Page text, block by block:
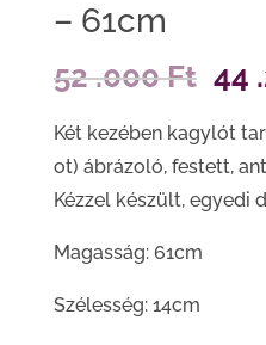
– 61cm
52 .000Ft
52
44
Két kezében kagylót
ot) ábrázoló, festett,
Kézzel készült, egyedi
Magasság: 61cm
Szélesség: 14cm